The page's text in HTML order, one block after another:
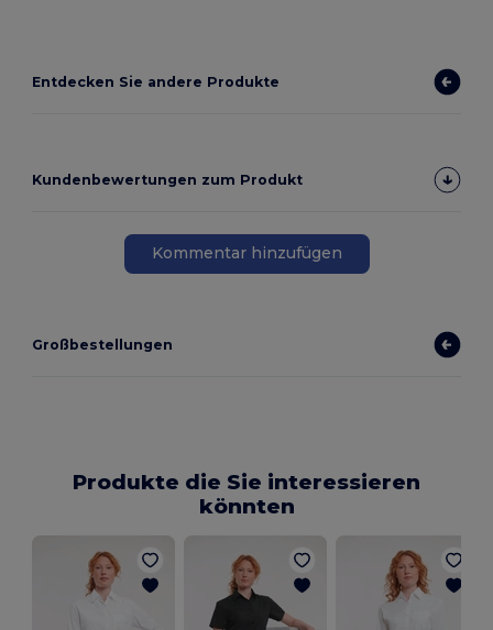
Entdecken Sie andere Produkte
Kundenbewertungen zum Produkt
Kommentar hinzufügen
Großbestellungen
Produkte die Sie interessieren
könnten